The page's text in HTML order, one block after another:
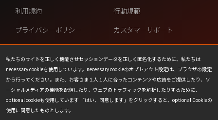
私たちのサイトを正しく機能させセッションデータを正しく匿名化するために、私たちは
necessary cookieを使用しています。necessary cookieのオプトアウト設定は、ブラウザの設定
から行ってください。また、お客さま１人１人に合ったコンテンツや広告をご提供したり、ソ
ーシャルメディアの機能を配信したり、ウェブのトラフィックを解析したりするために、
optional cookieも使用しています 「はい、同意します」をクリックすると、optional Cookieの
使用に同意したものとします。
利用規約
行動規範
プライバシーポリシー
カスタマーサポート
ファンコンテンツ・ポリシー
個人情報の販売や共有を許可し
ない
COOKIE
プレスリリース
会社情報
お問い合わせ